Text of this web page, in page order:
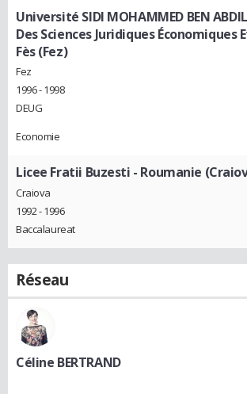
Université SIDI MOHAMMED BEN
Des Sciences Juridiques Économiques
Fès (Fez)
Fez
1996 - 1998
DEUG
Economie
Licee Fratii Buzesti - Roumanie
Craiova
1992 - 1996
Baccalaureat
Réseau
Céline BERTRAND